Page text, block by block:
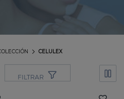
CELULEX
FILTRAR